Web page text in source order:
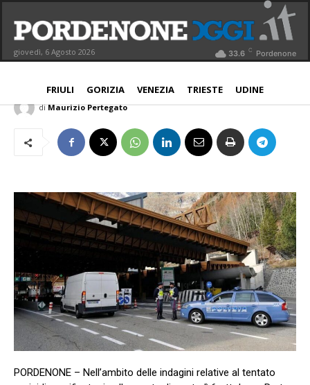
giovedì, 6 Agosto 2026 33.6 C Pordenone
FRIULI GORIZIA VENEZIA TRIESTE UDINE
Arrestato 31enne indiano per
concorso in tentato omicidio
PORDENONE
di Maurizio Pertegato
PORDENONE – Nell’ambito delle indagini relative al tentato